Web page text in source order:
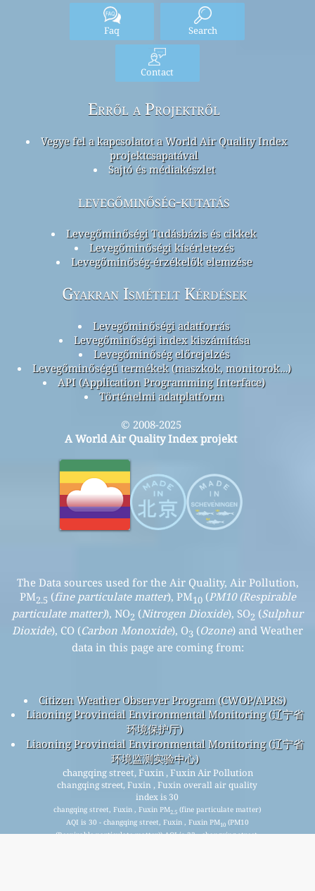
Faq Search
Contact
Erről a Projektről
Vegye fel a kapcsolatot a World Air Quality Index
projektcsapatával
Sajtó és médiakészlet
levegőminőség-kutatás
Levegőminőségi Tudásbázis és cikkek
Levegőminőségi kísérletezés
Levegőminőség-érzékelők elemzése
Gyakran Ismételt Kérdések
Levegőminőségi adatforrás
Levegőminőségi index kiszámítása
Levegőminőség előrejelzés
Levegőminőségű termékek (maszkok, monitorok…)
API (Application Programming Interface)
Történelmi adatplatform
© 2008-2025
A World Air Quality Index projekt
The Data sources used for the Air Quality, Air Pollution,
PM2.5 (fine particulate matter), PM10(PM10 (Respirable
particulate matter)), NO2 (Nitrogen Dioxide), SO2 (Sulphur
Dioxide), CO (Carbon Monoxide), O3 (Ozone) and Weather
data in this page are coming from:
Citizen Weather Observer Program (CWOP/APRS)
Liaoning Provincial Environmental Monitoring (辽宁省
环境保护厅)
Liaoning Provincial Environmental Monitoring (辽宁省
环境监测实验中心)
changqing street, Fuxin , Fuxin Air Pollution
changqing street, Fuxin , Fuxin overall air quality
index is 30
changqing street, Fuxin , Fuxin PM2.5 (fine particulate matter)
AQI is 30 - changqing street, Fuxin , Fuxin PM10(PM10
(Respirable particulate matter)) AQI is 23 - changqing street,